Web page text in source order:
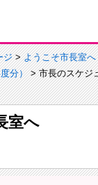
ジ>ようこそ市長室へ
分）> 市長のスケジ
室へ